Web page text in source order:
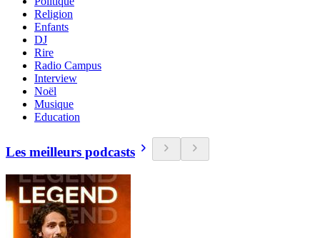
Religion
Enfants
DJ
Rire
Radio Campus
Interview
Noël
Musique
Education
Les meilleurs podcasts